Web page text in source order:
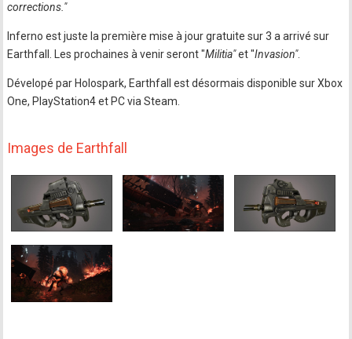
corrections."
Inferno est juste la première mise à jour gratuite sur 3 a arrivé sur
Earthfall. Les prochaines à venir seront "Militia"et "Invasion".
Dévelopé par Holospark, Earthfall est désormais disponible sur Xbox
One, PlayStation4 et PC via Steam.
Images de Earthfall